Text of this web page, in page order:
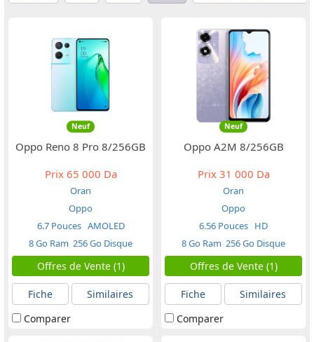
Neuf
Oppo Reno 8 Pro 8/256GB
Prix65 000 Da
Oran
Oppo
6.7 Pouces AMOLED
8 Go Ram 256 Go Disque
Offres de Vente (1)
Fiche
Similaires
Comparer
Neuf
Oppo A2M 8/256GB
Prix31 000 Da
Oran
Oppo
6.56 Pouces HD
8 Go Ram 256 Go Disque
Offres de Vente (1)
Fiche
Similaires
Comparer